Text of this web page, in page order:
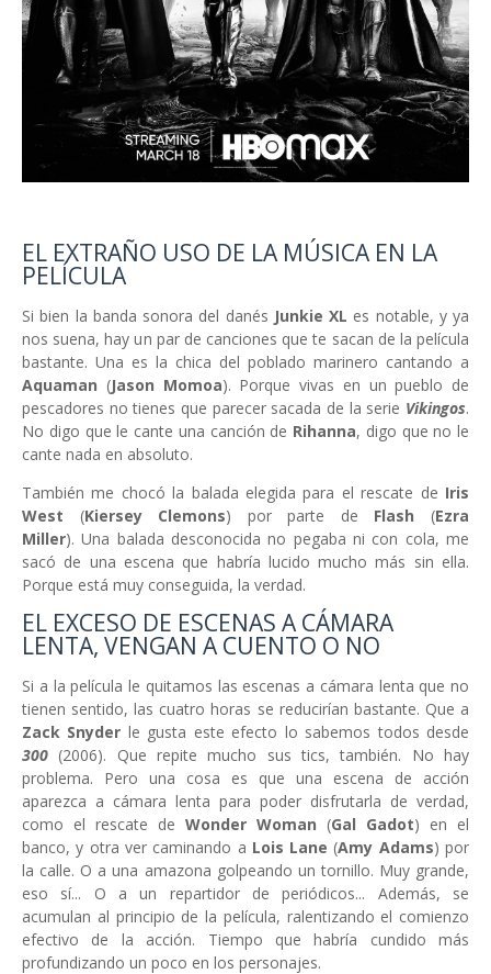
EL EXTRAÑO USO DE LA MÚSICA EN LA
PELÍCULA
Si bien la banda sonora del danés Junkie XL es notable, y ya
nos suena, hay un par de canciones que te sacan de la película
bastante. Una es la chica del poblado marinero cantando a
Aquaman (Jason Momoa). Porque vivas en un pueblo de
pescadores no tienes que parecer sacada de la serie Vikingos.
No digo que le cante una canción de Rihanna, digo que no le
cante nada en absoluto.
También me chocó la balada elegida para el rescate de Iris
West (Kiersey Clemons) por parte de Flash (Ezra
Miller). Una balada desconocida no pegaba ni con cola, me
sacó de una escena que habría lucido mucho más sin ella.
Porque está muy conseguida, la verdad.
EL EXCESO DE ESCENAS A CÁMARA
LENTA, VENGAN A CUENTO O NO
Si a la película le quitamos las escenas a cámara lenta que no
tienen sentido, las cuatro horas se reducirían bastante. Que a
Zack Snyder le gusta este efecto lo sabemos todos desde
300 (2006). Que repite mucho sus tics, también. No hay
problema. Pero una cosa es que una escena de acción
aparezca a cámara lenta para poder disfrutarla de verdad,
como el rescate de Wonder Woman (Gal Gadot) en el
banco, y otra ver caminando a Lois Lane (Amy Adams) por
la calle. O a una amazona golpeando un tornillo. Muy grande,
eso sí... O a un repartidor de periódicos... Además, se
acumulan al principio de la película, ralentizando el comienzo
efectivo de la acción. Tiempo que habría cundido más
profundizando un poco en los personajes.